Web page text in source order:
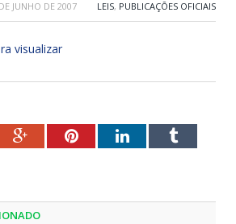
JUNHO DE 2007 LEIS, PUBLICAÇÕES OFICIAIS
visualizar
Google+PinterestLinkedInTumblr